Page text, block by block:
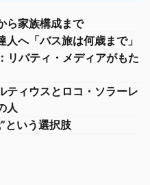
ら家族構成まで
へ「バス旅は何歳まで」
リバティ・メディアがもた
ティウスとロコ・ソラーレ
人
という選択肢